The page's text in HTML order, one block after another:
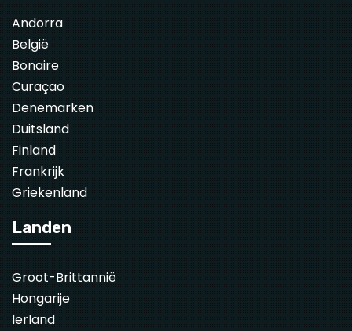
Andorra
België
Bonaire
Curaçao
Denemarken
Duitsland
Finland
Frankrijk
Griekenland
Landen
Groot-Brittannië
Hongarije
Ierland